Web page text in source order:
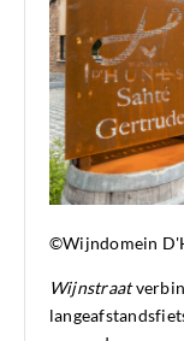
©Wijndomein
Wijnstraat